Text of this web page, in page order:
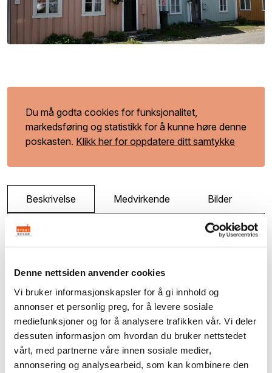
Denne nettsiden anvender cookies
Vi bruker informasjonskapsler for å gi innhold og
annonser et personlig preg, for å levere sosiale
mediefunksjoner og for å analysere trafikken vår. Vi deler
dessuten informasjon om hvordan du bruker nettstedet
vårt, med partnerne våre innen sosiale medier,
annonsering og analysearbeid, som kan kombinere den
Du må godta cookies for funksjonalitet,
markedsføring og statistikk for å kunne høre denne
poskasten. Klikk her for oppdatere ditt samtykke
Beskrivelse Medvirkende Bilder
Vi treffer Sverre Walter som er fagleder for
får vi høre om en av de tidlige bevaringskampene;
finn ut hvordan gamle trehusmiljø beriker en by.